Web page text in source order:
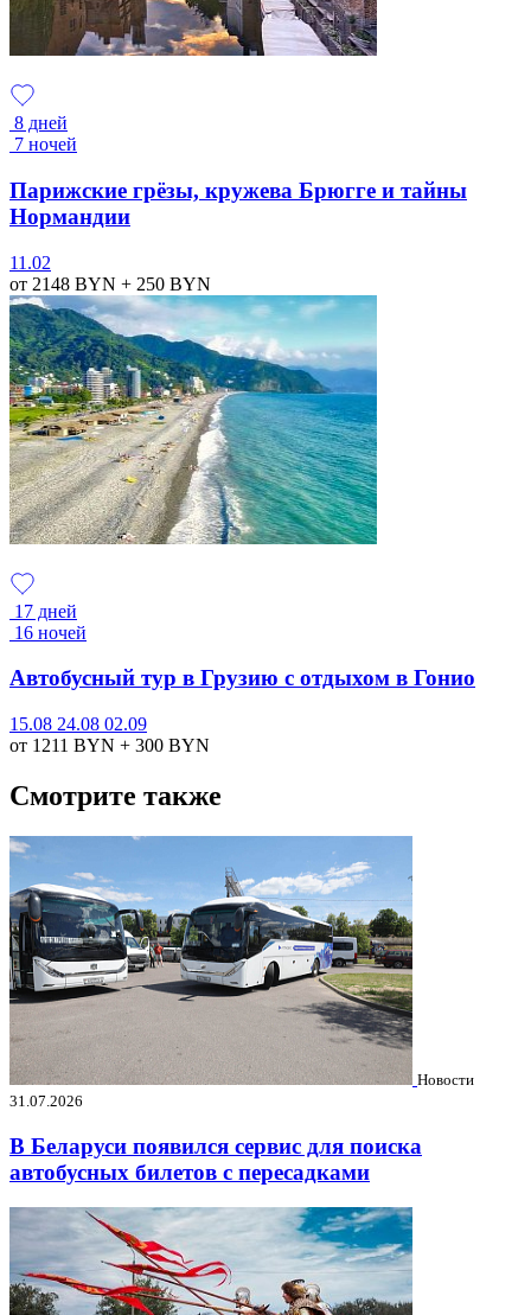
8 дней
7 ночей
Парижские грёзы, кружева Брюгге и тайны
Нормандии
11.02
от 2148 BYN + 250 BYN
17 дней
16 ночей
Автобусный тур в Грузию с отдыхом в Гонио
15.08 24.08 02.09
от 1211 BYN + 300 BYN
Смотрите также
Новости
31.07.2026
В Беларуси появился сервис для поиска
автобусных билетов с пересадками